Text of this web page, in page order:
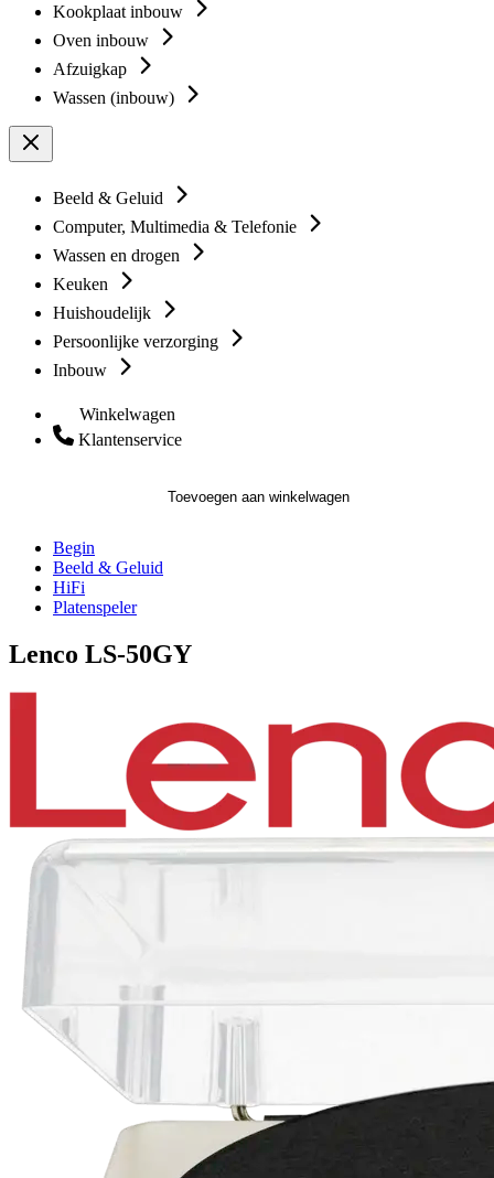
Kookplaat inbouw
Oven inbouw
Afzuigkap
Wassen (inbouw)
Beeld & Geluid
Computer, Multimedia & Telefonie
Wassen en drogen
Keuken
Huishoudelijk
Persoonlijke verzorging
Inbouw
Winkelwagen
Klantenservice
Toevoegen aan winkelwagen
Begin
Beeld & Geluid
HiFi
Platenspeler
Lenco LS-50GY